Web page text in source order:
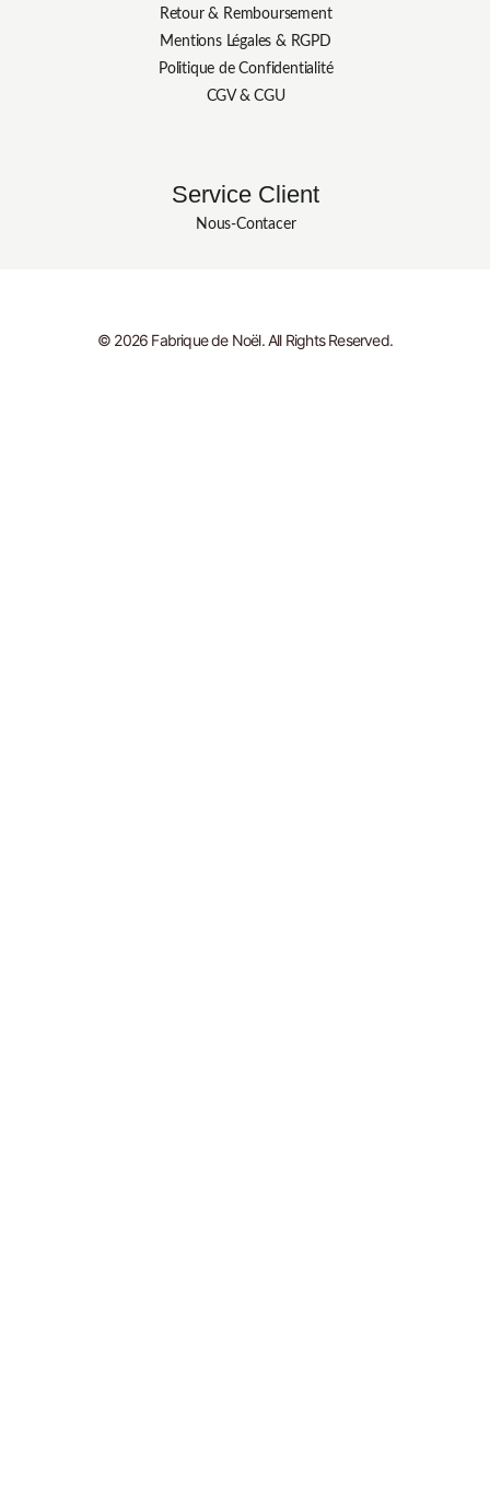
Retour & Remboursement
Mentions Légales & RGPD
Politique de Confidentialité
CGV & CGU
Service Client
Nous-Contacer
© 2026 Fabrique de Noël. All Rights Reserved.